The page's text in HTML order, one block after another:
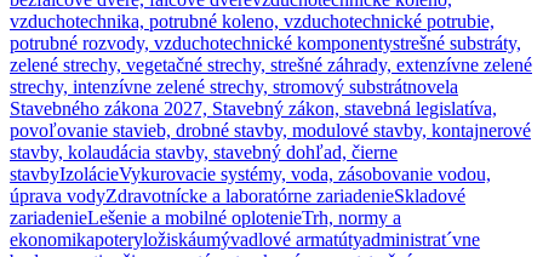
vzduchotechnika, potrubné koleno, vzduchotechnické potrubie,
potrubné rozvody, vzduchotechnické komponentystrešné substráty,
zelené strechy, vegetačné strechy, strešné záhrady, extenzívne zelené
strechy, intenzívne zelené strechy, stromový substrátnovela
Stavebného zákona 2027, Stavebný zákon, stavebná legislatíva,
povoľovanie stavieb, drobné stavby, modulové stavby, kontajnerové
stavby, kolaudácia stavby, stavebný dohľad, čierne
stavbyIzolácieVykurovacie systémy, voda, zásobovanie vodou,
úprava vodyZdravotnícke a laboratórne zariadenieSkladové
zariadenieLešenie a mobilné oplotenieTrh, normy a
ekonomikapoteryložiskáumývadlové armatútyadministrat´vne